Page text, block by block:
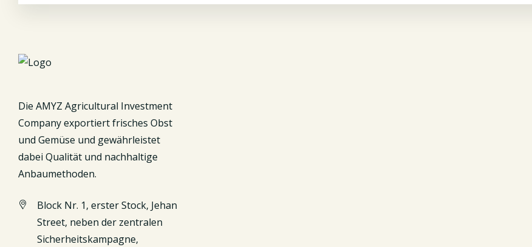
Die AMYZ Agricultural Investment
Company exportiert frisches Obst
und Gemüse und gewährleistet
dabei Qualität und nachhaltige
Anbaumethoden.
Block Nr. 1, erster Stock, Jehan
Street, neben der zentralen
Sicherheitskampagne,